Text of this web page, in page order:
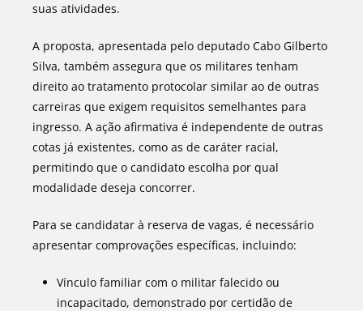
suas atividades.
A proposta, apresentada pelo deputado Cabo Gilberto
Silva, também assegura que os militares tenham
direito ao tratamento protocolar similar ao de outras
carreiras que exigem requisitos semelhantes para
ingresso. A ação afirmativa é independente de outras
cotas já existentes, como as de caráter racial,
permitindo que o candidato escolha por qual
modalidade deseja concorrer.
Para se candidatar à reserva de vagas, é necessário
apresentar comprovações específicas, incluindo:
Vínculo familiar com o militar falecido ou
incapacitado, demonstrado por certidão de